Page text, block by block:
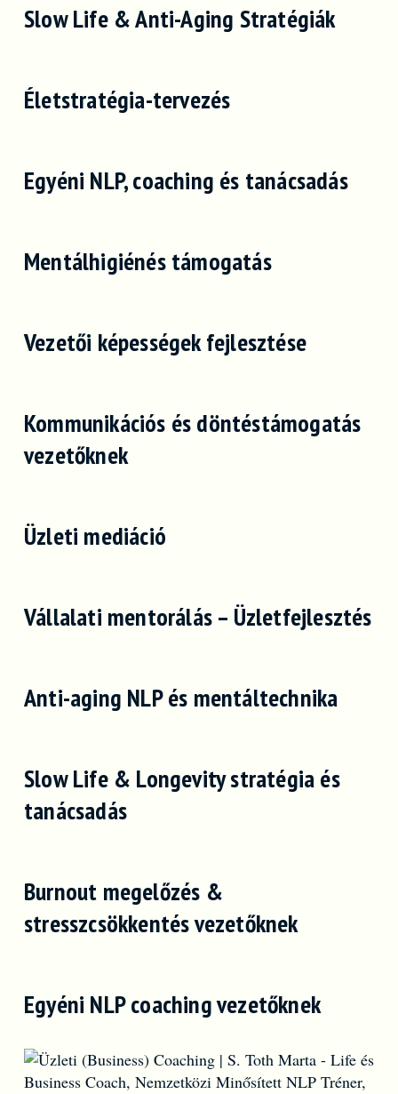
Slow Life & Anti-Aging Stratégiák
Életstratégia-tervezés
Egyéni NLP, coaching és tanácsadás
Mentálhigiénés támogatás
Vezetői képességek fejlesztése
Kommunikációs és döntéstámogatás
vezetőknek
Üzleti mediáció
Vállalati mentorálás – Üzletfejlesztés
Anti-aging NLP és mentáltechnika
Slow Life & Longevity stratégia és
tanácsadás
Burnout megelőzés &
stresszcsökkentés vezetőknek
Egyéni NLP coaching vezetőknek